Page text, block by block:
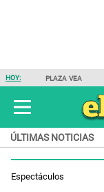
HOY: PLAZA VEA
ÚLTIMAS NOTICIAS
Espectáculos